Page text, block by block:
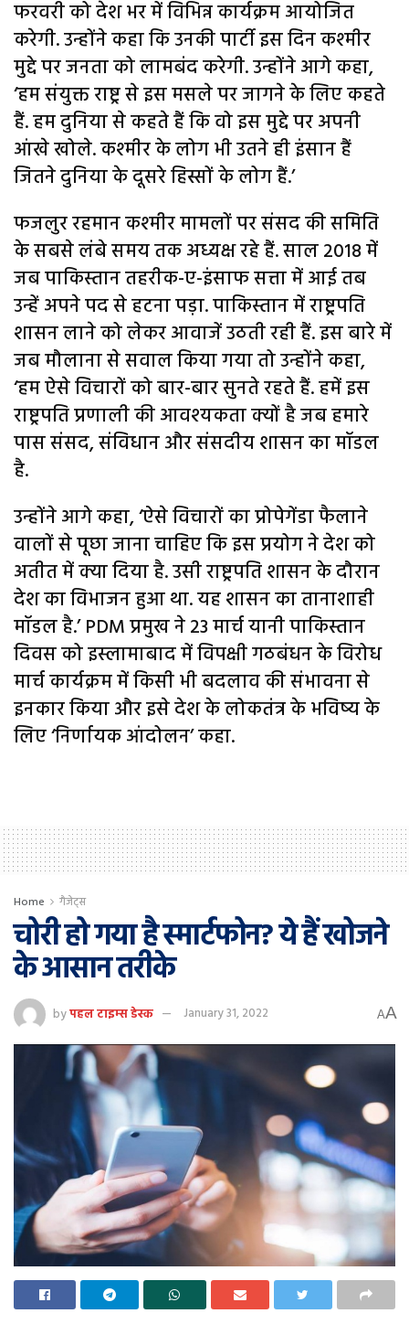
फरवरी को देश भर में विभिन्न कार्यक्रम आयोजित
करेगी. उन्होंने कहा कि उनकी पार्टी इस दिन कश्मीर
मुद्दे पर जनता को लामबंद करेगी. उन्होंने आगे कहा,
‘हम संयुक्त राष्ट्र से इस मसले पर जागने के लिए कहते
हैं. हम दुनिया से कहते हैं कि वो इस मुद्दे पर अपनी
आंखे खोले. कश्मीर के लोग भी उतने ही इंसान हैं
जितने दुनिया के दूसरे हिस्सों के लोग हैं.’
फजलुर रहमान कश्मीर मामलों पर संसद की समिति
के सबसे लंबे समय तक अध्यक्ष रहे हैं. साल 2018 में
जब पाकिस्तान तहरीक-ए-इंसाफ सत्ता में आई तब
उन्हें अपने पद से हटना पड़ा. पाकिस्तान में राष्ट्रपति
शासन लाने को लेकर आवाजें उठती रही हैं. इस बारे में
जब मौलाना से सवाल किया गया तो उन्होंने कहा,
‘हम ऐसे विचारों को बार-बार सुनते रहते हैं. हमें इस
राष्ट्रपति प्रणाली की आवश्यकता क्यों है जब हमारे
पास संसद, संविधान और संसदीय शासन का मॉडल
है.
उन्होंने आगे कहा, ‘ऐसे विचारों का प्रोपेगेंडा फैलाने
वालों से पूछा जाना चाहिए कि इस प्रयोग ने देश को
अतीत में क्या दिया है. उसी राष्ट्रपति शासन के दौरान
देश का विभाजन हुआ था. यह शासन का तानाशाही
मॉडल है.’ PDM प्रमुख ने 23 मार्च यानी पाकिस्तान
दिवस को इस्लामाबाद में विपक्षी गठबंधन के विरोध
मार्च कार्यक्रम में किसी भी बदलाव की संभावना से
इनकार किया और इसे देश के लोकतंत्र के भविष्य के
लिए ‘निर्णायक आंदोलन’ कहा.
Home गैजेट्स
चोरी हो गया है स्मार्टफोन? ये हैं खोजने
के आसान तरीके
byपहल टाइम्स डेस्क January 31, 2022 AA